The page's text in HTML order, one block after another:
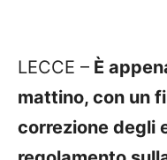
LECCE – È
mattino, con un
correzione degli